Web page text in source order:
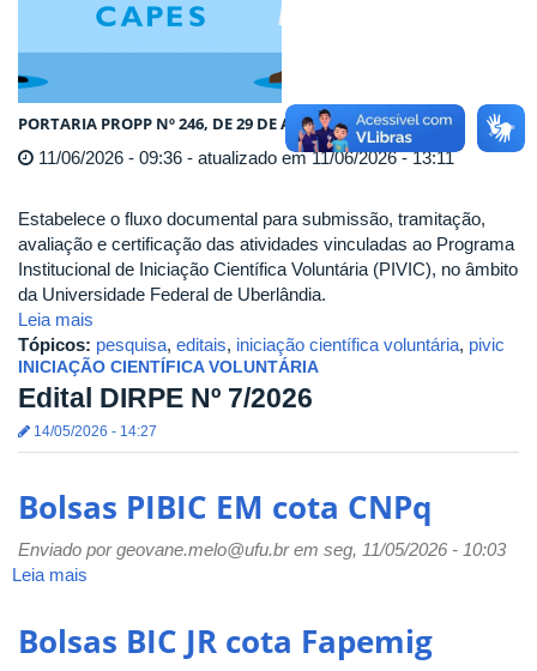
PORTARIA PROPP Nº 246, DE 29 DE ABRIL DE 2026
11/06/2026 - 09:36 - atualizado em 11/06/2026 - 13:11
Estabelece o fluxo documental para submissão, tramitação,
avaliação e certificação das atividades vinculadas ao Programa
Institucional de Iniciação Científica Voluntária (PIVIC), no âmbito
da Universidade Federal de Uberlândia.
Leia mais
Tópicos: pesquisa, editais, iniciação científica voluntária, pivic
INICIAÇÃO CIENTÍFICA VOLUNTÁRIA
Edital DIRPE Nº 7/2026
14/05/2026 - 14:27
Bolsas PIBIC EM cota CNPq
Enviado porgeovane.melo@ufu.brem seg, 11/05/2026 - 10:03
Leia mais
EM
Bolsas BIC JR cota Fapemig